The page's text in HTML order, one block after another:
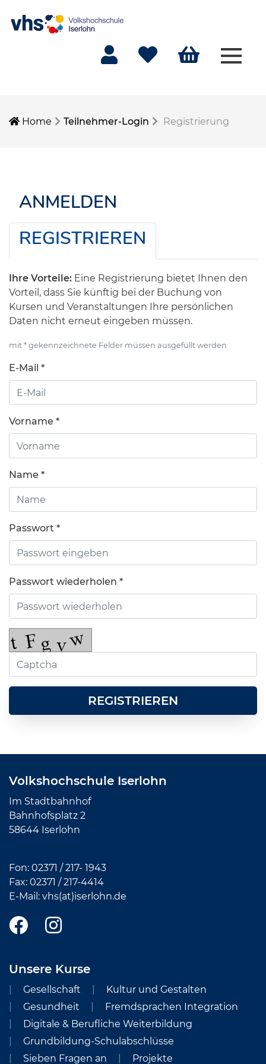
Home Teilnehmer-Login Registrierung
ANMELDEN
REGISTRIEREN
Ihre Vorteile: Eine Registrierung bietet Ihnen den
Vorteil, dass Sie künftig bei der Buchung von
Kursen und Veranstaltungen Ihre persönlichen
Daten nicht erneut eingeben müssen.
mit * gekennzeichnete Felder müssen ausgefüllt werden
E-Mail *
Vorname *
Name *
Passwort *
Passwort wiederholen *
REGISTRIEREN
Volkshochschule Iserlohn
Im Stadtbahnhof
Bahnhofsplatz 2
58644 Iserlohn
Fon: 02371 / 217- 1943
Fax: 02371 /217-4414
E-Mail: vhs(at)iserlohn.de
Unsere Kurse
Gesellschaft
Kultur und Gestalten
Gesundheit
Fremdsprachen Integration
Digitale & Berufliche Weiterbildung
Grundbildung-Schulabschlüsse
Sieben Fragen an
Projekte